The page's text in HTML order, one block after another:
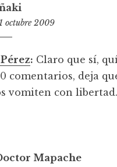
octubre 2009
Pérez: Claro que sí,
comentarios, deja
vomiten con libertad.
Mapache